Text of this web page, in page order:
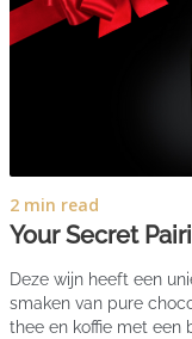
2 min read
Your Secret
Deze wijn heeft een
smaken van pure
thee en koffie met een